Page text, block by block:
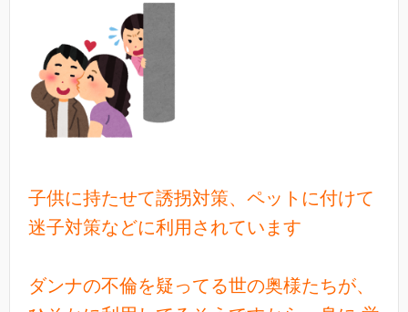
子供に持たせて誘拐対策、ペットに付けて
迷子対策などに利用されています
ダンナの不倫を疑ってる世の奥様たちが、